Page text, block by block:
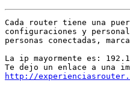
Cada router tiene una
configuraciones y
personas conectadas,
La ip mayormente es:
http://